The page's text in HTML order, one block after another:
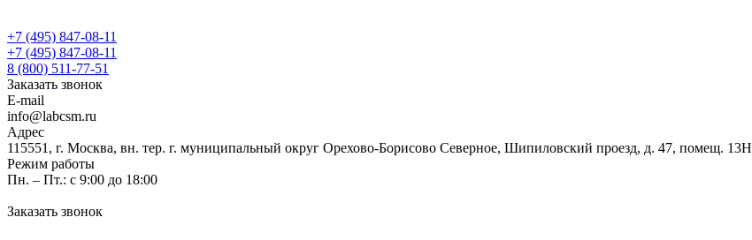
+7 (495) 847-08-11
+7 (495) 847-08-11
8 (800) 511-77-51
Заказать звонок
E-mail
info@labcsm.ru
Адрес
115551, г. Москва, вн. тер. г. муниципальный округ Орехово-Борисово Северное, Шипиловский проезд, д. 47, помещ. 13Н
Режим работы
Пн. – Пт.: с 9:00 до 18:00
Заказать звонок